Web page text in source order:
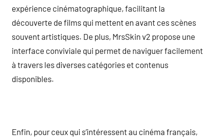
expérience cinématographique, facilitant la
découverte de films qui mettent en avant ces scènes
souvent artistiques. De plus, MrsSkin v2 propose une
interface conviviale qui permet de naviguer facilement
à travers les diverses catégories et contenus
disponibles.
Enfin, pour ceux qui s’intéressent au cinéma français,